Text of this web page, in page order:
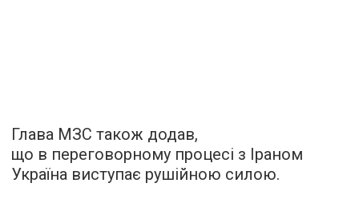
Глава МЗС також додав,
що в переговорному процесі з Іраном
Україна виступає рушійною силою.